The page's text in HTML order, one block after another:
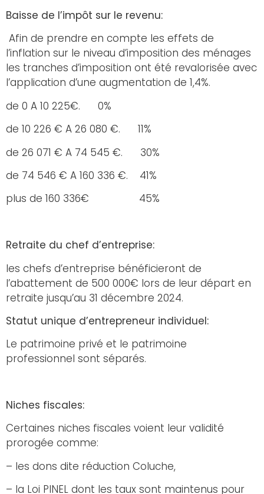
Baisse de l’impôt sur le revenu:
Afin de prendre en compte les effets de
l’inflation sur le niveau d’imposition des ménages
les tranches d’imposition ont été revalorisée avec
l’application d’une augmentation de 1,4%.
de 0 A 10 225€. 0%
de 10 226 € A 26 080 €. 11%
de 26 071 € A 74 545 €. 30%
de 74 546 € A 160 336 €. 41%
plus de 160 336€ 45%
Retraite du chef d’entreprise:
les chefs d’entreprise bénéficieront de
l’abattement de 500 000€ lors de leur départ en
retraite jusqu’au 31 décembre 2024.
Statut unique d’entrepreneur individuel:
Le patrimoine privé et le patrimoine
professionnel sont séparés.
Niches fiscales:
Certaines niches fiscales voient leur validité
prorogée comme:
– les dons dite réduction Coluche,
– la Loi PINEL dont les taux sont maintenus pour